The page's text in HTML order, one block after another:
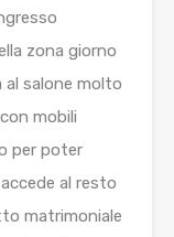
zona giorno
salone molto
mobili
per poter
al resto
matrimoniale